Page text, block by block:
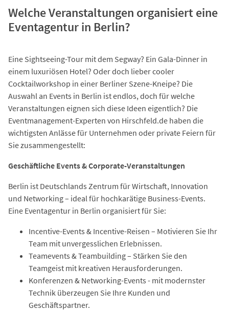
Welche Veranstaltungen organisiert eine
Eventagentur in Berlin?
Eine Sightseeing-Tour mit dem Segway? Ein Gala-Dinner in
einem luxuriösen Hotel? Oder doch lieber cooler
Cocktailworkshop in einer Berliner Szene-Kneipe? Die
Auswahl an Events in Berlin ist endlos, doch für welche
Veranstaltungen eignen sich diese Ideen eigentlich? Die
Eventmanagement-Experten von Hirschfeld.de haben die
wichtigsten Anlässe für Unternehmen oder private Feiern für
Sie zusammengestellt:
Geschäftliche Events & Corporate-Veranstaltungen
Berlin ist Deutschlands Zentrum für Wirtschaft, Innovation
und Networking – ideal für hochkarätige Business-Events.
Eine Eventagentur in Berlin organisiert für Sie:
Incentive-Events & Incentive-Reisen – Motivieren Sie Ihr
Team mit unvergesslichen Erlebnissen.
Teamevents & Teambuilding – Stärken Sie den
Teamgeist mit kreativen Herausforderungen.
Konferenzen & Networking-Events - mit modernster
Technik überzeugen Sie Ihre Kunden und
Geschäftspartner.